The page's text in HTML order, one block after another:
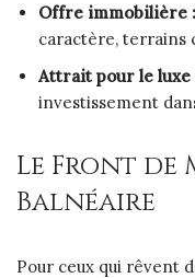
Offre immobilière :
caractère, terrains
Attrait pour le luxe
investissement
Le Front de
Balnéaire
Pour ceux qui rêvent